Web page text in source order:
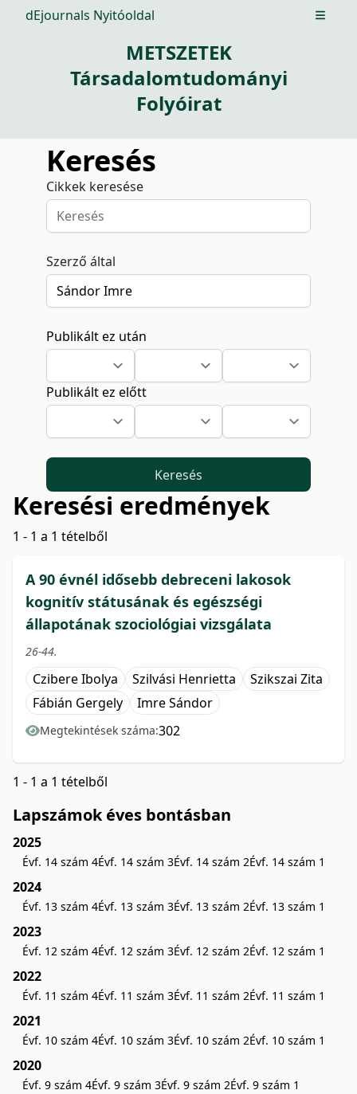
dEjournals Nyitóoldal Open
METSZETEK
Társadalomtudományi
Folyóirat
Keresés
Cikkek keresése
Szerző által
Publikált ez után
Publikált ez előtt
Keresés
Keresési eredmények
1 - 1 a 1 tételből
A 90 évnél idősebb debreceni lakosok
kognitív státusának és egészségi
állapotának szociológiai vizsgálata
26-44.
Czibere Ibolya Szilvási Henrietta
Szikszai Zita
Fábián Gergely
Imre Sándor
Megtekintések száma:302
1 - 1 a 1 tételből
Lapszámok éves bontásban
2025
Évf. 14 szám 4Évf. 14 szám 3Évf. 14 szám 2Évf. 14 szám 1
2024
Évf. 13 szám 4Évf. 13 szám 3Évf. 13 szám 2Évf. 13 szám 1
2023
Évf. 12 szám 4Évf. 12 szám 3Évf. 12 szám 2Évf. 12 szám 1
2022
Évf. 11 szám 4Évf. 11 szám 3Évf. 11 szám 2Évf. 11 szám 1
2021
Évf. 10 szám 4Évf. 10 szám 3Évf. 10 szám 2Évf. 10 szám 1
2020
Évf. 9 szám 4Évf. 9 szám 3Évf. 9 szám 2Évf. 9 szám 1